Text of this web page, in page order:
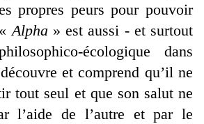
propres peurs pour pouvoir
«Alpha » est aussi - et surtout
écologique dans
et comprend qu’il ne
tout seul et que son salut ne
l’aide de l’autre et par le